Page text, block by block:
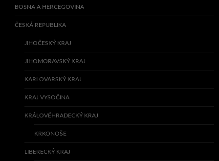
BOSNA A HERCEGOVINA
ČESKÁ REPUBLIKA
JIHOČESKÝ KRAJ
JIHOMORAVSKÝ KRAJ
KARLOVARSKÝ KRAJ
KRAJ VYSOČINA
KRÁLOVÉHRADECKÝ KRAJ
KRKONOŠE
LIBERECKÝ KRAJ